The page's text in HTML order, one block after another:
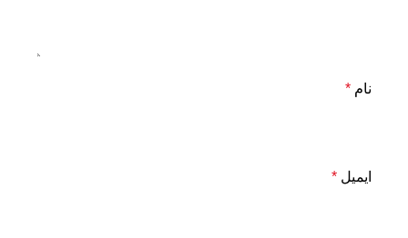
نام *
ایمیل *